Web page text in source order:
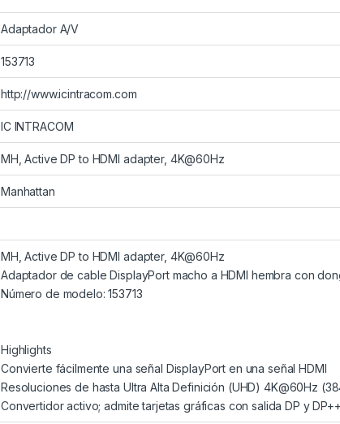
Adaptador A/V
153713
http://www.icintracom.com
IC INTRACOM
MH, Active DP to HDMI adapter, 4K@60Hz
Manhattan
MH, Active DP to HDMI adapter, 4K@60Hz
Adaptador de cable DisplayPort macho a HDMI hembra con
Número de modelo: 153713
Highlights
Convierte fácilmente una señal DisplayPort en una señal HDMI
Resoluciones de hasta Ultra Alta Definición (UHD) 4K@60Hz
Convertidor activo; admite tarjetas gráficas con salida DP y